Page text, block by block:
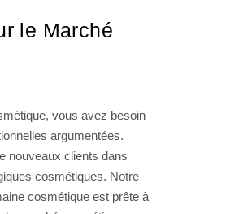
le Marché
vous avez besoin
argumentées.
nouveaux clients dans
cosmétiques. Notre
cosmétique est prête à